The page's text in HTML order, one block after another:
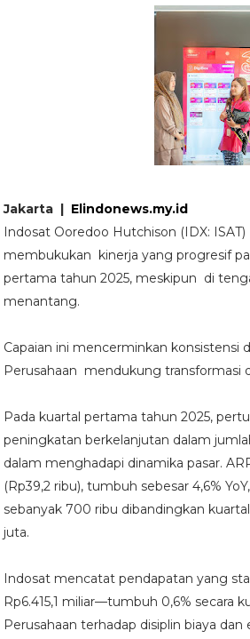
Jakarta | Elindonews.my.id
Indosat Ooredoo Hutchison (IDX:
membukukan kinerja yang progresif
pertama tahun 2025, meskipun di
menantang.
Capaian ini mencerminkan
Perusahaan mendukung transformasi
Pada kuartal pertama tahun 2025,
peningkatan berkelanjutan dalam
dalam menghadapi dinamika pasar.
(Rp39,2 ribu), tumbuh sebesar 4,6%
sebanyak 700 ribu dibandingkan
juta.
Indosat mencatat pendapatan yang
Rp6.415,1 miliar—tumbuh 0,6% secara
Perusahaan terhadap disiplin biaya